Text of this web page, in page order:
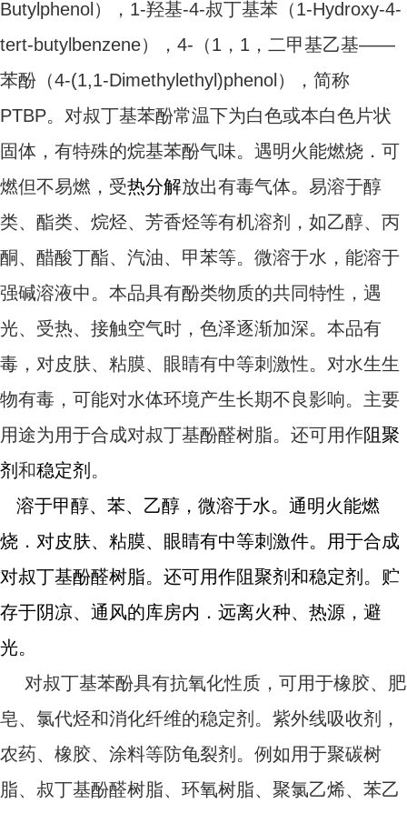
Butylphenol），1-羟基-4-叔丁基苯（1-Hydroxy-4-
tert-butylbenzene），4-（1，1，二甲基乙基——
苯酚（4-(1,1-Dimethylethyl)phenol），简称
PTBP。对叔丁基苯酚常温下为白色或本白色片状
固体，有特殊的烷基苯酚气味。遇明火能燃烧．可
燃但不易燃，受热分解放出有毒气体。易溶于醇
类、酯类、烷烃、芳香烃等有机溶剂，如乙醇、丙
酮、醋酸丁酯、汽油、甲苯等。微溶于水，能溶于
强碱溶液中。本品具有酚类物质的共同特性，遇
光、受热、接触空气时，色泽逐渐加深。本品有
毒，对皮肤、粘膜、眼睛有中等刺激性。对水生生
物有毒，可能对水体环境产生长期不良影响。主要
用途为用于合成对叔丁基酚醛树脂。还可用作阻聚
剂 和稳定剂 。
溶于甲醇、苯、乙醇，微溶于水。通明火能燃
烧．对皮肤、粘膜、眼睛有中等刺激件。用于合成
对叔丁基酚醛树脂。还可用作阻聚剂和稳定剂。贮
存于阴凉、通风的库房内．远离火种、热源，避
光。
对叔丁基苯酚具有抗氧化性质，可用于橡胶、肥
皂、氯代烃和消化纤维的稳定剂。紫外线吸收剂，
农药、橡胶、涂料等防龟裂剂。例如用于聚碳树
脂、叔丁基酚醛树脂、环氧树脂、聚氯乙烯、苯乙